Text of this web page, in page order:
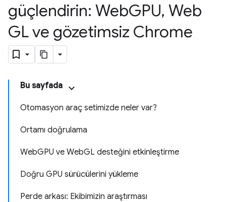
güçlendirin: WebGPU, Web
GL ve gözetimsiz Chrome
Bu sayfada
Otomasyon araç setimizde neler var?
Ortamı doğrulama
WebGPU ve WebGL desteğini etkinleştirme
Doğru GPU sürücülerini yükleme
Perde arkası: Ekibimizin araştırması